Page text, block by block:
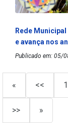
Rede
e avança nos
Publicado em: 05/
« << 1
>> »